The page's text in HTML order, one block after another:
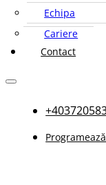
Echipa
Cariere
Contact